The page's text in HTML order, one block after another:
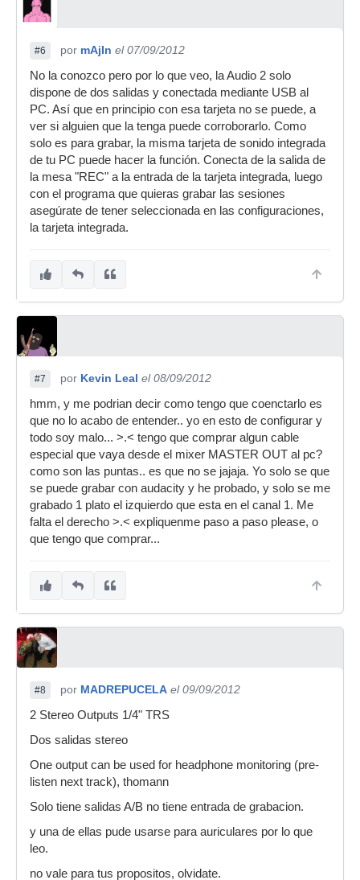
#6 por mAjIn el 07/09/2012
No la conozco pero por lo que veo, la Audio 2 solo
dispone de dos salidas y conectada mediante USB al
PC. Así que en principio con esa tarjeta no se puede, a
ver si alguien que la tenga puede corroborarlo. Como
solo es para grabar, la misma tarjeta de sonido integrada
de tu PC puede hacer la función. Conecta de la salida de
la mesa "REC" a la entrada de la tarjeta integrada, luego
con el programa que quieras grabar las sesiones
asegúrate de tener seleccionada en las configuraciones,
la tarjeta integrada.
#7 por Kevin Leal el 08/09/2012
hmm, y me podrian decir como tengo que coenctarlo es
que no lo acabo de entender.. yo en esto de configurar y
todo soy malo... >.< tengo que comprar algun cable
especial que vaya desde el mixer MASTER OUT al pc?
como son las puntas.. es que no se jajaja. Yo solo se que
se puede grabar con audacity y he probado, y solo se me
grabado 1 plato el izquierdo que esta en el canal 1. Me
falta el derecho >.< expliquenme paso a paso please, o
que tengo que comprar...
#8 por MADREPUCELA el 09/09/2012
2 Stereo Outputs 1/4" TRS
Dos salidas stereo
One output can be used for headphone monitoring (pre-
listen next track), thomann
Solo tiene salidas A/B no tiene entrada de grabacion.
y una de ellas pude usarse para auriculares por lo que
leo.
no vale para tus propositos, olvidate.